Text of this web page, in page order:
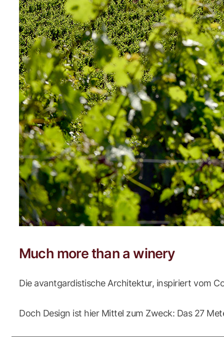
Much more than a winery
Die avantgardistische Architektur, inspiriert vom
Doch Design ist hier Mittel zum Zweck: Das 27